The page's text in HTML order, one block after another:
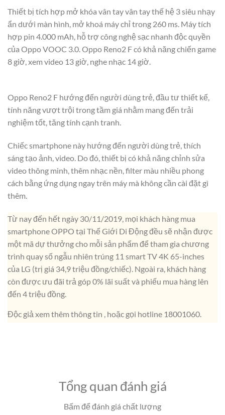
Thiết bị tích hợp mở khóa vân tay vân tay thế hệ 3 siêu nhạy
ẩn dưới màn hình, mở khoá máy chỉ trong 260 ms. Máy tích
hợp pin 4.000 mAh, hỗ trợ công nghệ sạc nhanh độc quyền
của Oppo VOOC 3.0. Oppo Reno2 F có khả năng chiến game
8 giờ, xem video 13 giờ, nghe nhạc 14 giờ.
Oppo Reno2 F hướng đến người dùng trẻ, đầu tư thiết kế,
tính năng vượt trội trong tầm giá nhằm mang đến trải
nghiệm tốt, tăng tính cạnh tranh.
Chiếc smartphone này hướng đến người dùng trẻ, thích
sáng tạo ảnh, video. Do đó, thiết bị có khả năng chỉnh sửa
video thông minh, thêm nhạc nền, filter màu nhiều phong
cách bằng ứng dụng ngay trên máy mà không cần cài đặt gì
thêm.
Từ nay đến hết ngày 30/11/2019, mọi khách hàng mua
smartphone OPPO tại Thế Giới Di Động đều sẽ nhận được
một mã dự thưởng cho mỗi sản phẩm để tham gia chương
trình quay số ngẫu nhiên trúng 11 smart TV 4K 65-inches
của LG (trị giá 34,9 triệu đồng/chiếc). Ngoài ra, khách hàng
còn được ưu đãi trả góp 0% lãi suất và phiếu mua hàng lên
đến 4 triệu đồng.
Độc giả xem thêm thông tin , hoặc gọi hotline 18001060.
Tổng quan đánh giá
Bấm để đánh giá chất lượng